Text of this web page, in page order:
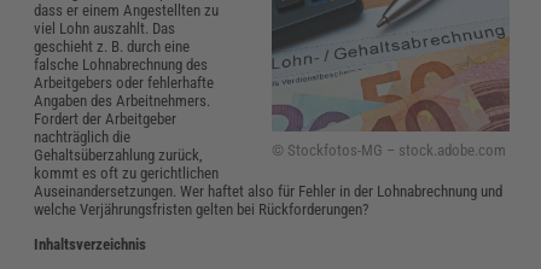
© Stockfotos-MG – stock.adobe.com
dass er einem Angestellten zu
viel Lohn auszahlt. Das
geschieht z. B. durch eine
falsche Lohnabrechnung des
Arbeitgebers oder fehlerhafte
Angaben des Arbeitnehmers.
Fordert der Arbeitgeber
nachträglich die
Gehaltsüberzahlung zurück,
kommt es oft zu gerichtlichen
Auseinandersetzungen. Wer haftet also für Fehler in der Lohnabrechnung und
welche Verjährungsfristen gelten bei Rückforderungen?
Inhaltsverzeichnis